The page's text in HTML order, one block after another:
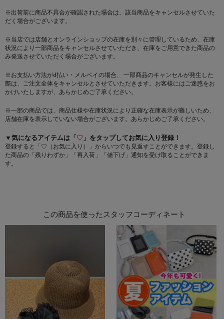
※出荷前に商品不具合が確認された場合は、該当商品をキャンセルさせていた
だく場合がございます。
※当店では店舗とオンラインショップの在庫を別々に管理しているため、在庫
状況により一部商品をキャンセルさせていただき、在庫をご用意できた商品の
み発送させていただく場合がございます。
※お支払い方法がd払い・メルペイの場合、 一部商品のキャンセルが発生した
際は、ご注文全体をキャンセルとさせていただきます。お客様にはご迷惑をお
かけいたしますが、あらかじめご了承ください。
※一部の商品では、商品仕様や在庫状況により正確な在庫表示が難しいため、
店舗在庫を表示していない場合がございます。あらかじめご了承ください。
▼気になるアイテムは「♡ 」をタップしてお気に入り登録！
登録すると「♡（お気に入り）」からいつでも見返すことができます。登録し
た商品の「残りわずか」「再入荷」「値下げ」通知を受け取ることができま
す。
この商品を使ったスタッフコーディネート